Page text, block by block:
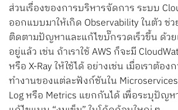
ส่วนเรื่องของการบริหารจัดการ ระบบ
ออกแบบมาให้เกิด Observability ในตัว ช่
ติดตามปัญหาและแก้ไขบั๊กรวดเร็วขึ้น ด้วย
อยู่แล้ว เช่น ถ้าเราใช้ AWS ก็จะมี
หรือ X-Ray ให้ใช้ได้ อย่างเช่น เมื่อเราต้อ
ทำงานของแต่ละฟังก์ชันใน
Log หรือ Metrics แยกกันได้ เพื่อระบุปัญห